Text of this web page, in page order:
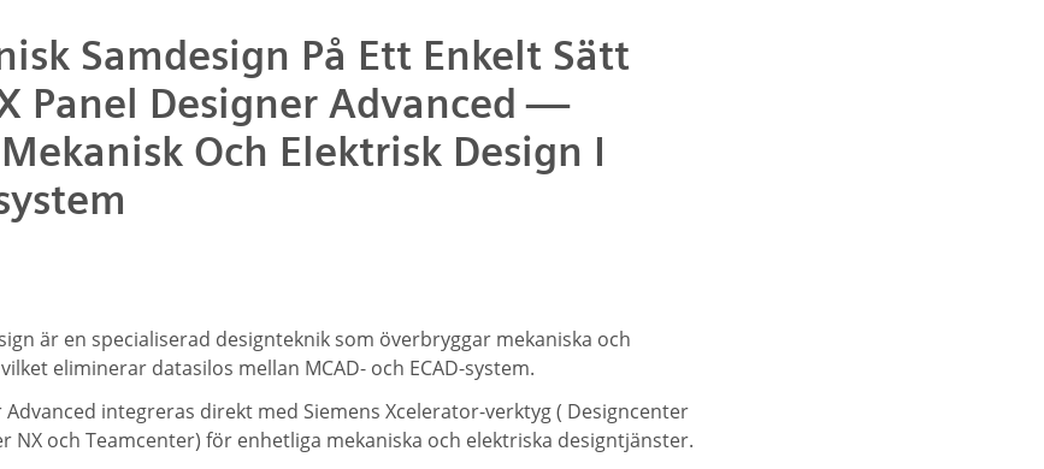
Samdesign På Ett Enkelt Sätt
Panel Designer Advanced —
Och Elektrisk Design I
är en specialiserad designteknik som överbryggar mekaniska och
eliminerar datasilos mellan MCAD- och ECAD-system.
Advanced integreras direkt med Siemens Xcelerator-verktyg ( Designcenter
NX och Teamcenter) för enhetliga mekaniska och elektriska designtjänster.